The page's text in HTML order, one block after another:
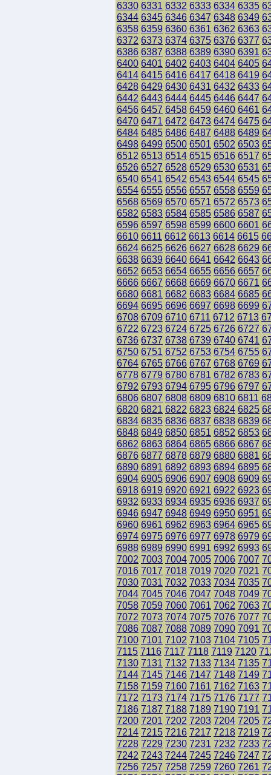
6330 6331 6332 6333 6334 6335
6344 6345 6346 6347 6348 6349
6358 6359 6360 6361 6362 6363
6372 6373 6374 6375 6376 6377
6386 6387 6388 6389 6390 6391
6400 6401 6402 6403 6404 6405
6414 6415 6416 6417 6418 6419
6428 6429 6430 6431 6432 6433
6442 6443 6444 6445 6446 6447
6456 6457 6458 6459 6460 6461
6470 6471 6472 6473 6474 6475
6484 6485 6486 6487 6488 6489
6498 6499 6500 6501 6502 6503
6512 6513 6514 6515 6516 6517
6526 6527 6528 6529 6530 6531
6540 6541 6542 6543 6544 6545
6554 6555 6556 6557 6558 6559
6568 6569 6570 6571 6572 6573
6582 6583 6584 6585 6586 6587
6596 6597 6598 6599 6600 6601
6610 6611 6612 6613 6614 6615
6624 6625 6626 6627 6628 6629
6638 6639 6640 6641 6642 6643
6652 6653 6654 6655 6656 6657
6666 6667 6668 6669 6670 6671
6680 6681 6682 6683 6684 6685
6694 6695 6696 6697 6698 6699
6708 6709 6710 6711 6712 6713
6722 6723 6724 6725 6726 6727
6736 6737 6738 6739 6740 6741
6750 6751 6752 6753 6754 6755
6764 6765 6766 6767 6768 6769
6778 6779 6780 6781 6782 6783
6792 6793 6794 6795 6796 6797
6806 6807 6808 6809 6810 6811
6820 6821 6822 6823 6824 6825
6834 6835 6836 6837 6838 6839
6848 6849 6850 6851 6852 6853
6862 6863 6864 6865 6866 6867
6876 6877 6878 6879 6880 6881
6890 6891 6892 6893 6894 6895
6904 6905 6906 6907 6908 6909
6918 6919 6920 6921 6922 6923
6932 6933 6934 6935 6936 6937
6946 6947 6948 6949 6950 6951
6960 6961 6962 6963 6964 6965
6974 6975 6976 6977 6978 6979
6988 6989 6990 6991 6992 6993
7002 7003 7004 7005 7006 7007
7016 7017 7018 7019 7020 7021
7030 7031 7032 7033 7034 7035
7044 7045 7046 7047 7048 7049
7058 7059 7060 7061 7062 7063
7072 7073 7074 7075 7076 7077
7086 7087 7088 7089 7090 7091
7100 7101 7102 7103 7104 7105
7115 7116 7117 7118 7119 7120
7130 7131 7132 7133 7134 7135
7144 7145 7146 7147 7148 7149
7158 7159 7160 7161 7162 7163
7172 7173 7174 7175 7176 7177
7186 7187 7188 7189 7190 7191
7200 7201 7202 7203 7204 7205
7214 7215 7216 7217 7218 7219
7228 7229 7230 7231 7232 7233
7242 7243 7244 7245 7246 7247
7256 7257 7258 7259 7260 7261